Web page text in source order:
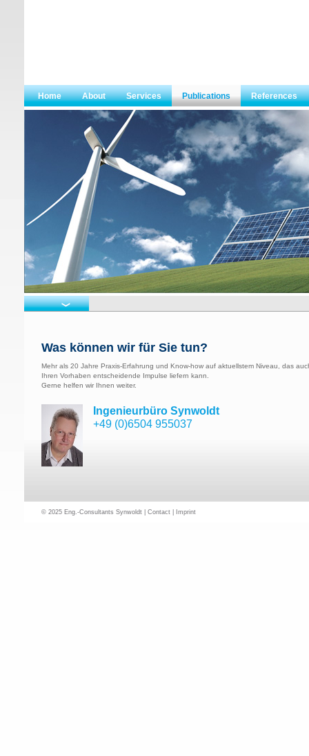
Home About Services Publications References
Was können wir für Sie tun?
Mehr als 20 Jahre Praxis-Erfahrung und Know-how auf aktuellstem Niveau, das
Ihren Vorhaben entscheidende Impulse liefern kann.
Gerne helfen wir Ihnen weiter.
Ingenieurbüro Synwoldt
+49 (0)6504 955037
© 2025 Eng.-Consultants Synwoldt | Contact Imprint